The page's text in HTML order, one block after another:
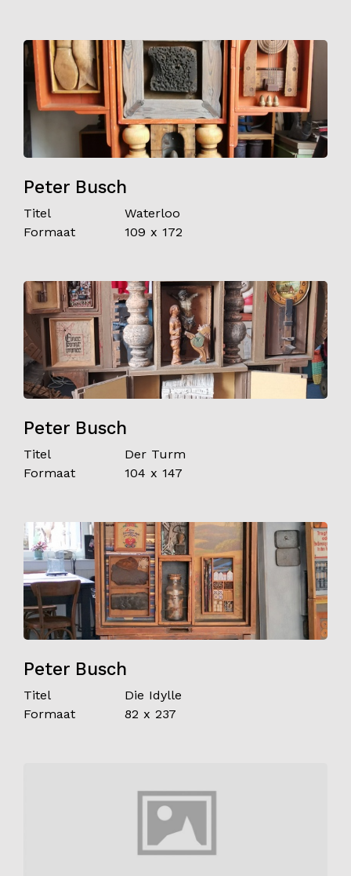
Peter Busch
Titel
Waterloo
Formaat
109 x 172
Peter Busch
Titel
Der Turm
Formaat
104 x 147
Peter Busch
Titel
Die Idylle
Formaat
82 x 237